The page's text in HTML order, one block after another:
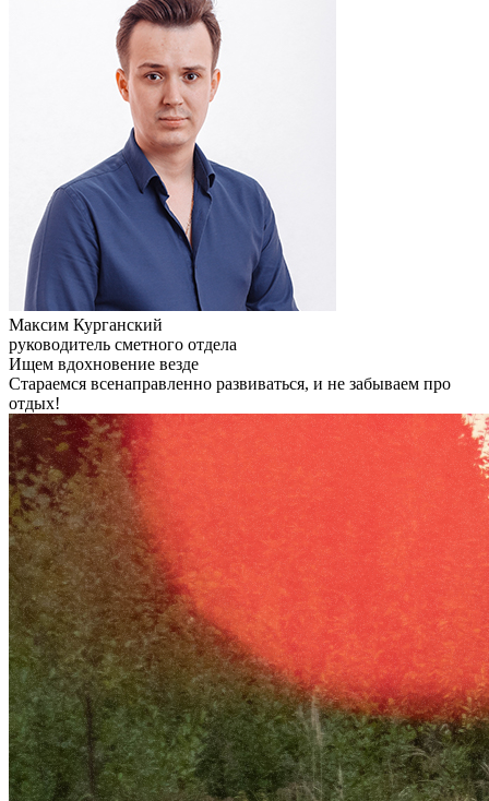
Максим Курганский
руководитель сметного отдела
Ищем вдохновение везде
Стараемся всенаправленно развиваться, и не забываем про
отдых!